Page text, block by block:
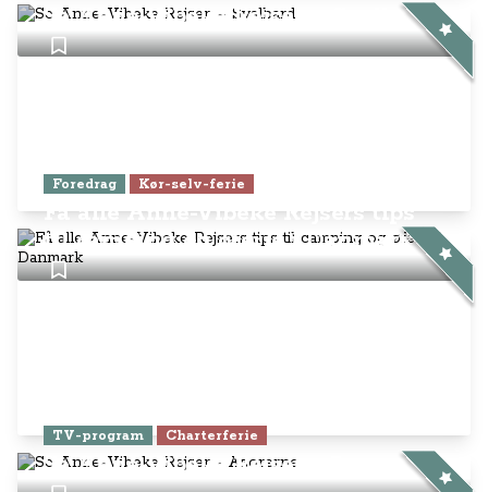
Se Anne-Vibeke Rejser – Svalbard
Foredrag Kør-selv-ferie
Få alle Anne-Vibeke Rejsers tips
til camping og øferie i Danmark
TV-program Charterferie
Se Anne-Vibeke Rejser - Azorerne